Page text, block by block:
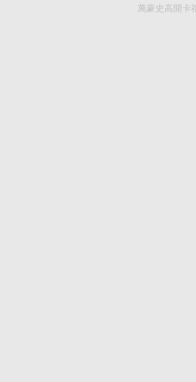
萬豪史高開卡禮